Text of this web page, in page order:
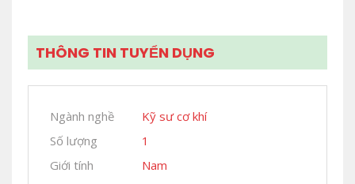
THÔNG TIN TUYỂN DỤNG
Ngành nghề
Kỹ sư cơ khí
Số lượng
1
Giới tính
Nam